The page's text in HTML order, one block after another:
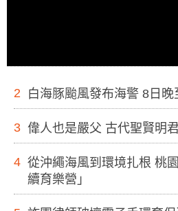
2 白海豚颱風發布海警 8日
3 偉人也是嚴父 古代聖賢明
4 從沖繩海風到環境扎根 桃
續育樂營」